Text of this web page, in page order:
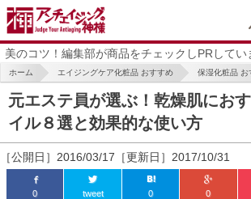
美のコツ！編集部が商品をチェックしPRしてい
ホーム エイジングケア化粧品 おすすめ 保湿化粧品 お
元エステ員が選ぶ！乾燥肌にお
イル８選と効果的な使い方
［公開日］2016/03/17［更新日］2017/10/31
0 tweet 0 0